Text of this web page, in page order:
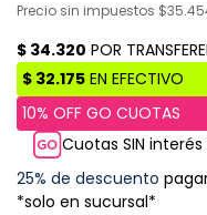
Precio sin impuestos
Cuotas SIN
25% de descuento
*solo en sucursal*